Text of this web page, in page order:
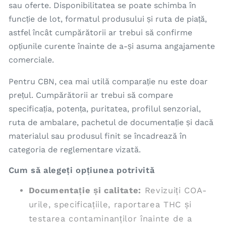
sau oferte. Disponibilitatea se poate schimba în
funcție de lot, formatul produsului și ruta de piață,
astfel încât cumpărătorii ar trebui să confirme
opțiunile curente înainte de a-și asuma angajamente
comerciale.
Pentru CBN, cea mai utilă comparație nu este doar
prețul. Cumpărătorii ar trebui să compare
specificația, potența, puritatea, profilul senzorial,
ruta de ambalare, pachetul de documentație și dacă
materialul sau produsul finit se încadrează în
categoria de reglementare vizată.
Cum să alegeți opțiunea potrivită
Documentație și calitate: Revizuiți COA-
urile, specificațiile, raportarea THC și
testarea contaminanților înainte de a